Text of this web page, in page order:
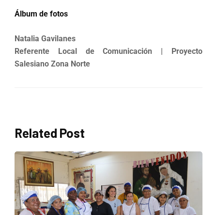
Álbum de fotos
Natalia Gavilanes
Referente Local de Comunicación | Proyecto
Salesiano Zona Norte
Related Post